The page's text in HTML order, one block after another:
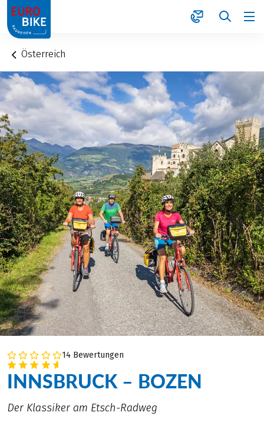
1
Österreich
14 Bewertungen
INNSBRUCK – BOZEN
Der Klassiker am Etsch-Radweg